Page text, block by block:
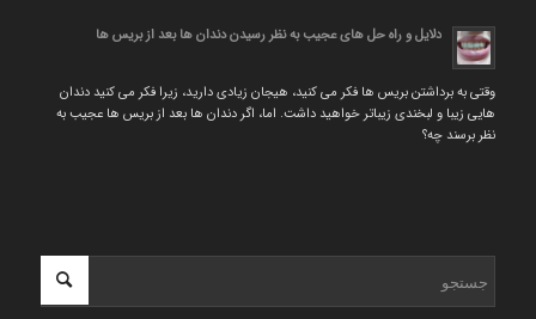
دلایل و راه حل های عجیب به نظر رسیدن دندان ها بعد از بریس ها
وقتی به برداشتن بریس ها فکر می کنید، هیجان زیادی دارید، زیرا فکر می کنید دندان
هایی زیبا و لبخندی زیباتر خواهید داشت. اما، اگر دندان ها بعد از بریس ها عجیب به
نظر برسند چه؟